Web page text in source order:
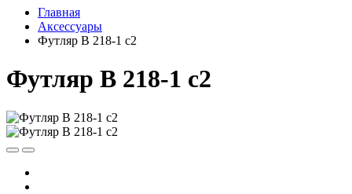
Главная
Аксессуары
Футляр B 218-1 с2
Футляр B 218-1 с2